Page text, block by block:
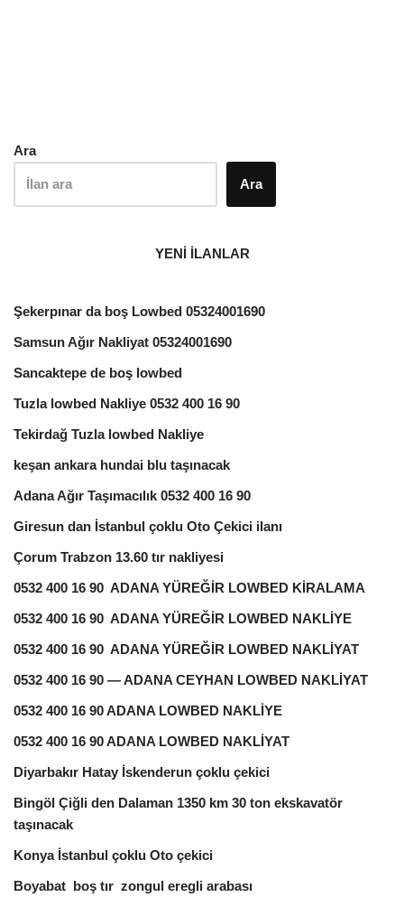
Ara
Ara
YENİ İLANLAR
Şekerpınar da boş Lowbed 05324001690
Samsun Ağır Nakliyat 05324001690
Sancaktepe de boş lowbed
Tuzla lowbed Nakliye 0532 400 16 90
Tekirdağ Tuzla lowbed Nakliye
keşan ankara hundai blu taşınacak
Adana Ağır Taşımacılık 0532 400 16 90
Giresun dan İstanbul çoklu Oto Çekici ilanı
Çorum Trabzon 13.60 tır nakliyesi
0532 400 16 90 ADANA YÜREĞİR LOWBED KİRALAMA
0532 400 16 90 ADANA YÜREĞİR LOWBED NAKLİYE
0532 400 16 90 ADANA YÜREĞİR LOWBED NAKLİYAT
0532 400 16 90 — ADANA CEYHAN LOWBED NAKLİYAT
0532 400 16 90 ADANA LOWBED NAKLİYE
0532 400 16 90 ADANA LOWBED NAKLİYAT
Diyarbakır Hatay İskenderun çoklu çekici
Bingöl Çiğli den Dalaman 1350 km 30 ton ekskavatör
taşınacak
Konya İstanbul çoklu Oto çekici
Boyabat boş tır zongul eregli arabası